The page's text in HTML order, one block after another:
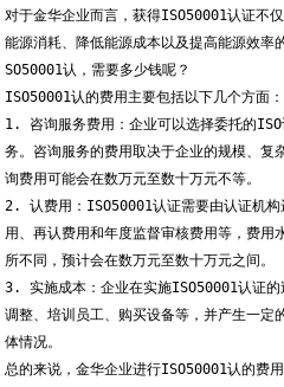
对于金华企业而言，获得ISO50001认证不
能源消耗、降低能源成本以及提高能源效
SO50001认，需要多少钱呢？
ISO50001认的费用主要包括以下几个方面：
1. 咨询服务费用：企业可以选择委托的
务。咨询服务的费用取决于企业的规模、复
询费用可能会在数万元至数十万元不等。
2. 认费用：ISO50001认证需要由认证机构
用、再认费用和年度监督审核费用等，费用
所不同，预计会在数万元至数十万元之间。
3. 实施成本：企业在实施ISO50001认证的
调整、培训员工、购买设备等，并产生一定
体情况。
总的来说，金华企业进行ISO50001认的费